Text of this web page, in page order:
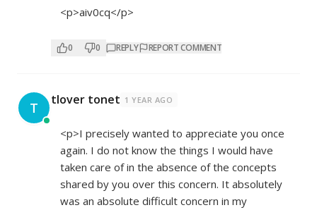
<p>aiv0cq</p>
0 0 REPLY REPORT COMMENT
T tlover tonet 1 YEAR AGO
<p>I precisely wanted to appreciate you once
again. I do not know the things I would have
taken care of in the absence of the concepts
shared by you over this concern. It absolutely
was an absolute difficult concern in my